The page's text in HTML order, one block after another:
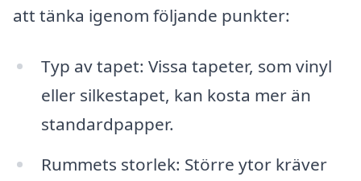
att tänka igenom följande punkter:
Typ av tapet: Vissa tapeter, som vinyl
eller silkestapet, kan kosta mer än
standardpapper.
Rummets storlek: Större ytor kräver